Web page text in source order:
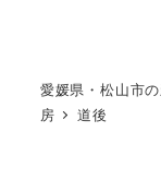
愛媛県・松山市
房
道後